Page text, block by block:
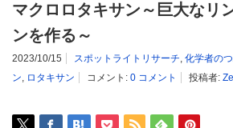
マクロロタキサン～巨大なリ
ンを作る～
2023/10/15 スポットライトリサーチ, 化学者の
ン, ロタキサン コメント: 0 コメント 投稿者: